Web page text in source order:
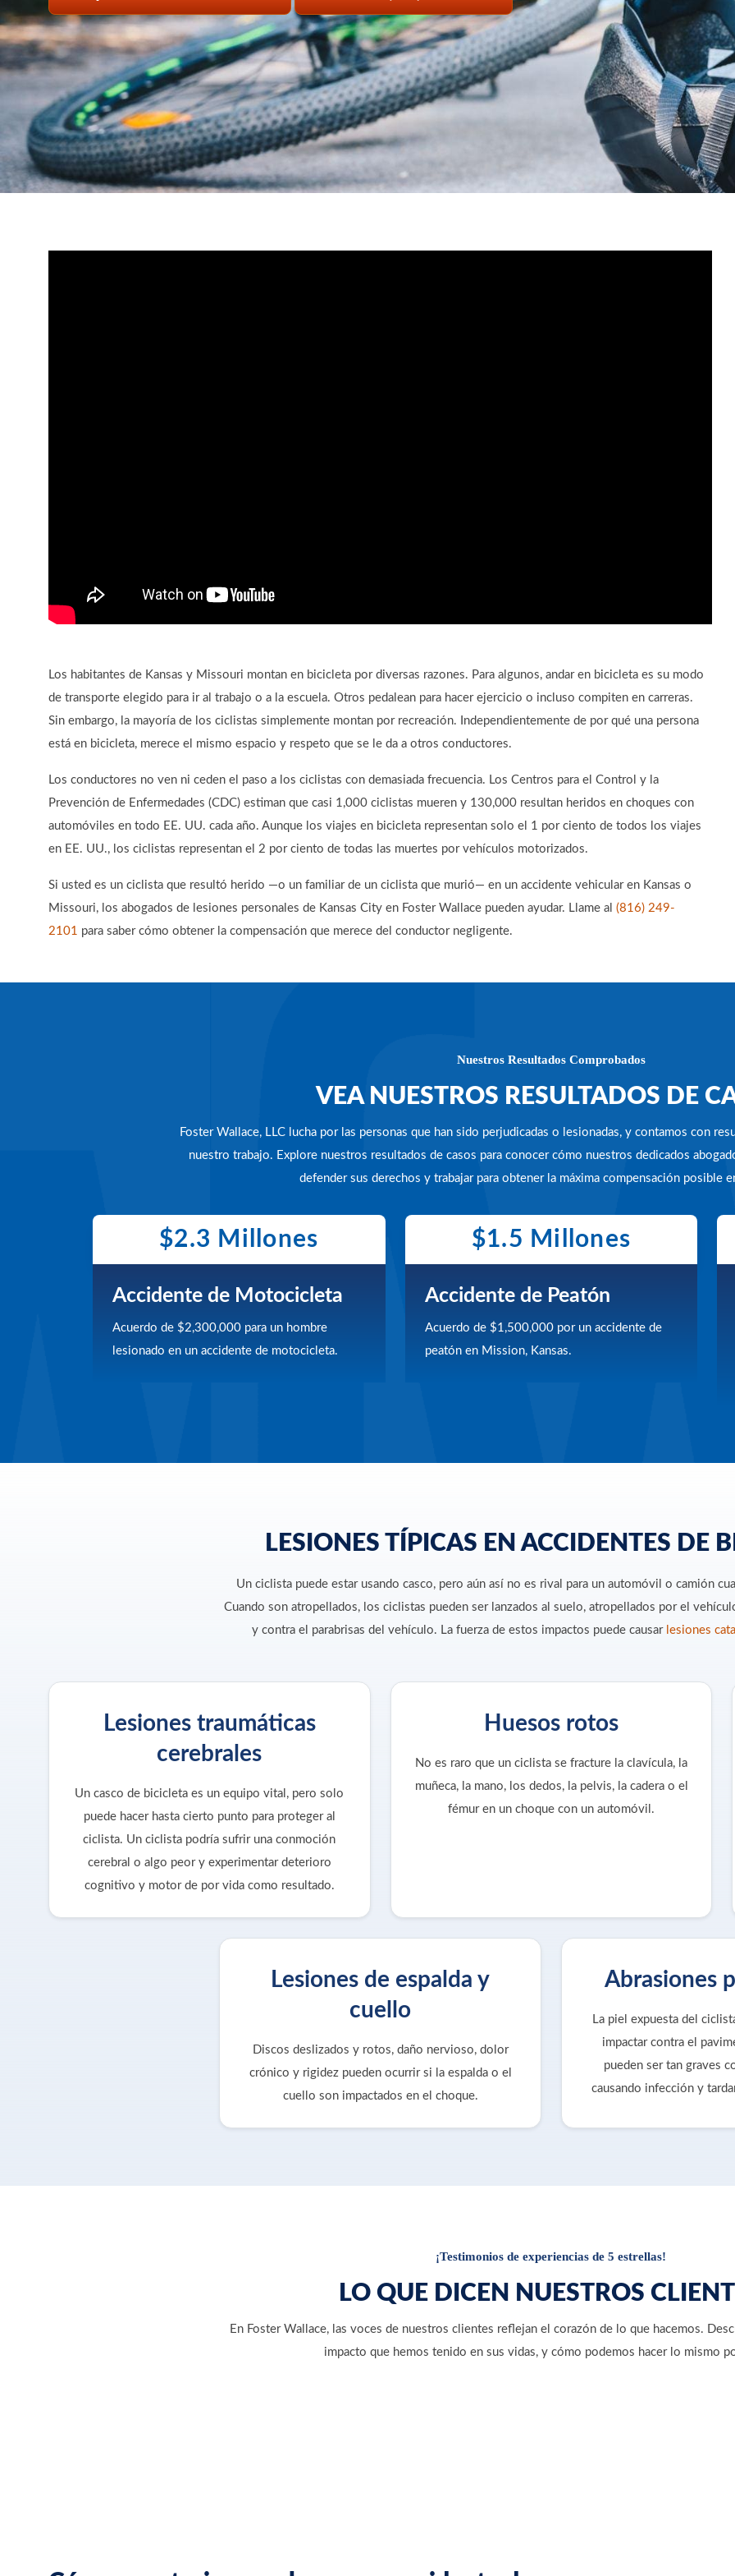
Los habitantes de Kansas y Missouri montan en bicicleta por diversas razones. Para algunos, andar en bicicleta es su modo
de transporte elegido para ir al trabajo o a la escuela. Otros pedalean para hacer ejercicio o incluso compiten en carreras.
Sin embargo, la mayoría de los ciclistas simplemente montan por recreación. Independientemente de por qué una persona
está en bicicleta, merece el mismo espacio y respeto que se le da a otros conductores.
Los conductores no ven ni ceden el paso a los ciclistas con demasiada frecuencia. Los Centros para el Control y la
Prevención de Enfermedades (CDC) estiman que casi 1,000 ciclistas mueren y 130,000 resultan heridos en choques con
automóviles en todo EE. UU. cada año. Aunque los viajes en bicicleta representan solo el 1 por ciento de todos los viajes
en EE. UU., los ciclistas representan el 2 por ciento de todas las muertes por vehículos motorizados.
Si usted es un ciclista que resultó herido —o un familiar de un ciclista que murió— en un accidente vehicular en Kansas o
Missouri, los abogados de lesiones personales de Kansas City en Foster Wallace pueden ayudar. Llame al (816) 249-
2101 para saber cómo obtener la compensación que merece del conductor negligente.
Nuestros Resultados Comprobados
VEA NUESTROS RESULTADOS DE
Foster Wallace, LLC lucha por las personas que han sido perjudicadas o lesionadas, y contamos con
nuestro trabajo. Explore nuestros resultados de casos para conocer cómo nuestros dedicados
defender sus derechos y trabajar para obtener la máxima compensación posible
$2.3 Millones
Accidente de Motocicleta
Acuerdo de $2,300,000 para un hombre
lesionado en un accidente de motocicleta.
$1.5 Millones
Accidente de Peatón
Acuerdo de $1,500,000 por un accidente de
peatón en Mission, Kansas.
LESIONES TÍPICAS EN ACCIDENTES DE
Un ciclista puede estar usando casco, pero aún así no es rival para un automóvil o camión
Cuando son atropellados, los ciclistas pueden ser lanzados al suelo, atropellados por el
y contra el parabrisas del vehículo. La fuerza de estos impactos puede causar lesiones
Lesiones traumáticas
cerebrales
Un casco de bicicleta es un equipo vital, pero solo
puede hacer hasta cierto punto para proteger al
ciclista. Un ciclista podría sufrir una conmoción
cerebral o algo peor y experimentar deterioro
cognitivo y motor de por vida como resultado.
Huesos rotos
No es raro que un ciclista se fracture la clavícula, la
muñeca, la mano, los dedos, la pelvis, la cadera o el
fémur en un choque con un automóvil.
Lesiones de espalda y
cuello
Discos deslizados y rotos, daño nervioso, dolor
crónico y rigidez pueden ocurrir si la espalda o el
cuello son impactados en el choque.
Abrasiones
La piel expuesta del
impactar contra el
pueden ser tan graves
causando infección y
¡Testimonios de experiencias de 5 estrellas!
LO QUE DICEN NUESTROS
En Foster Wallace, las voces de nuestros clientes reflejan el corazón de lo que hacemos.
impacto que hemos tenido en sus vidas, y cómo podemos hacer lo mismo